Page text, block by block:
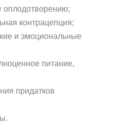
оплодотворению;
контрацепция;
и эмоциональные
питание,
придатков